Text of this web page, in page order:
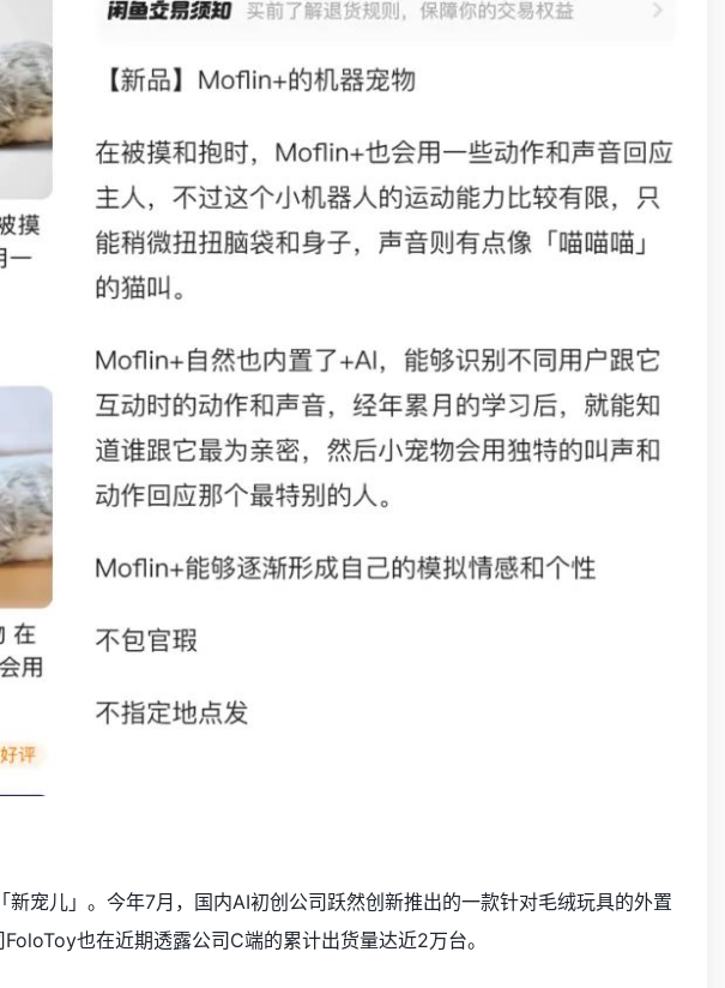
宠儿」。今年7月，国内AI初创公司跃然创新推出的一款针对毛绒玩具的外置
也在近期透露公司C端的累计出货量达近2万台。